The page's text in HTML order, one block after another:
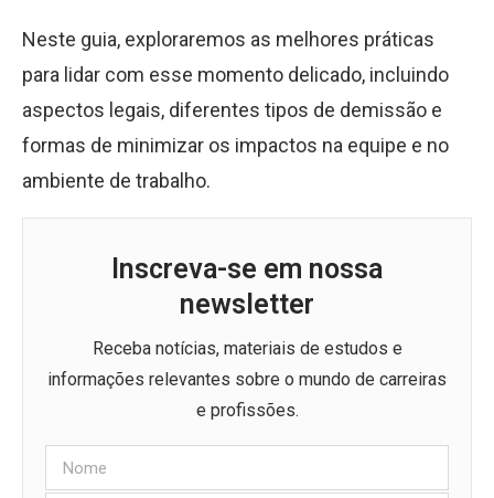
Neste guia, exploraremos as melhores práticas
para lidar com esse momento delicado, incluindo
aspectos legais, diferentes tipos de demissão e
formas de minimizar os impactos na equipe e no
ambiente de trabalho.
Inscreva-se em nossa
newsletter
Receba notícias, materiais de estudos e
informações relevantes sobre o mundo de carreiras
e profissões.